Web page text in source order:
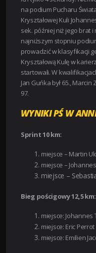
na podium Pucharu
Kryształowej Kuli
sek. później niż jego brat i
najniższym stopniu
prowadzić w klasyfikacji
Kryształową Kulę w
startowali. W
Jan Guńka był 65.,
97.
WYNIKI PŚ W
Sprint 10 km:
miejsce – Martin
miejsce –
miejsce –
Bieg pościgowy 12,5 km:
miejsce: Johannes
miejsce: Eric Perrot
miejsce: Emilien